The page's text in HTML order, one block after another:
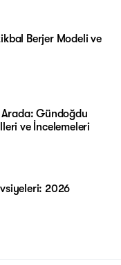
Berjer Modeli ve
Gündoğdu
ve İncelemeleri
2026